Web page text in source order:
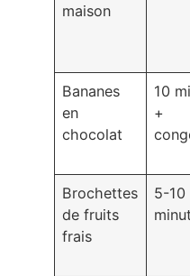
maison
Bananes
en
chocolat
10
+
Brochettes
de fruits
frais
5-10